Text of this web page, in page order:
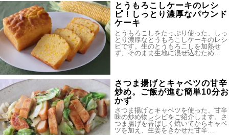
とうもろこしケーキのレシ
ピ！しっとり濃厚なパウンド
ケーキ
とうもろこしをたっぷり使った、しっ
とり濃厚なとうもろこしケーキのレシ
ピです。生のとうもろこしを加熱せ
ず、そのまま生地に混ぜ込むため…
さつま揚げとキャベツの甘辛
炒め。ご飯が進む簡単10分お
かず
さつま揚げとキャベツを使った、甘辛
味の炒め物レシピをご紹介します。さ
つま揚げを香ばしく焼いてからキャベ
ツを加え、生姜をきかせた甘辛…